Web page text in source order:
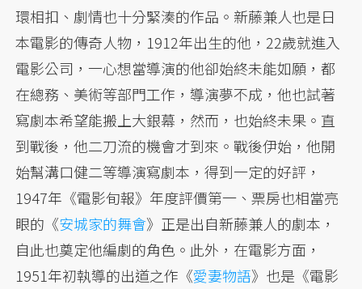
環相扣、劇情也十分緊湊的作品。新藤兼人也是日
本電影的傳奇人物，1912年出生的他，22歲就進入
電影公司，一心想當導演的他卻始終未能如願，都
在總務、美術等部門工作，導演夢不成，他也試著
寫劇本希望能搬上大銀幕，然而，也始終未果。直
到戰後，他二刀流的機會才到來。戰後伊始，他開
始幫溝口健二等導演寫劇本，得到一定的好評，
1947年《電影旬報》年度評價第一、票房也相當亮
眼的《安城家的舞會》正是出自新藤兼人的劇本，
自此也奠定他編劇的角色。此外，在電影方面，
1951年初執導的出道之作《愛妻物語》也是《電影